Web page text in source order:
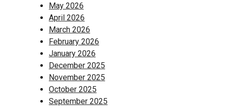
May 2026
April 2026
March 2026
February 2026
January 2026
December 2025
November 2025
October 2025
September 2025